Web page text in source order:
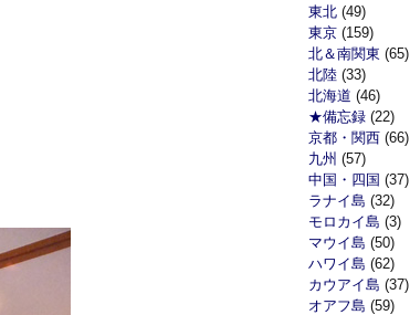
東北 (49)
東京 (159)
北＆南関東 (65)
北陸 (33)
北海道 (46)
★備忘録 (22)
京都・関西 (66)
九州 (57)
中国・四国 (37)
ラナイ島 (32)
モロカイ島 (3)
マウイ島 (50)
ハワイ島 (62)
カウアイ島 (37)
オアフ島 (59)